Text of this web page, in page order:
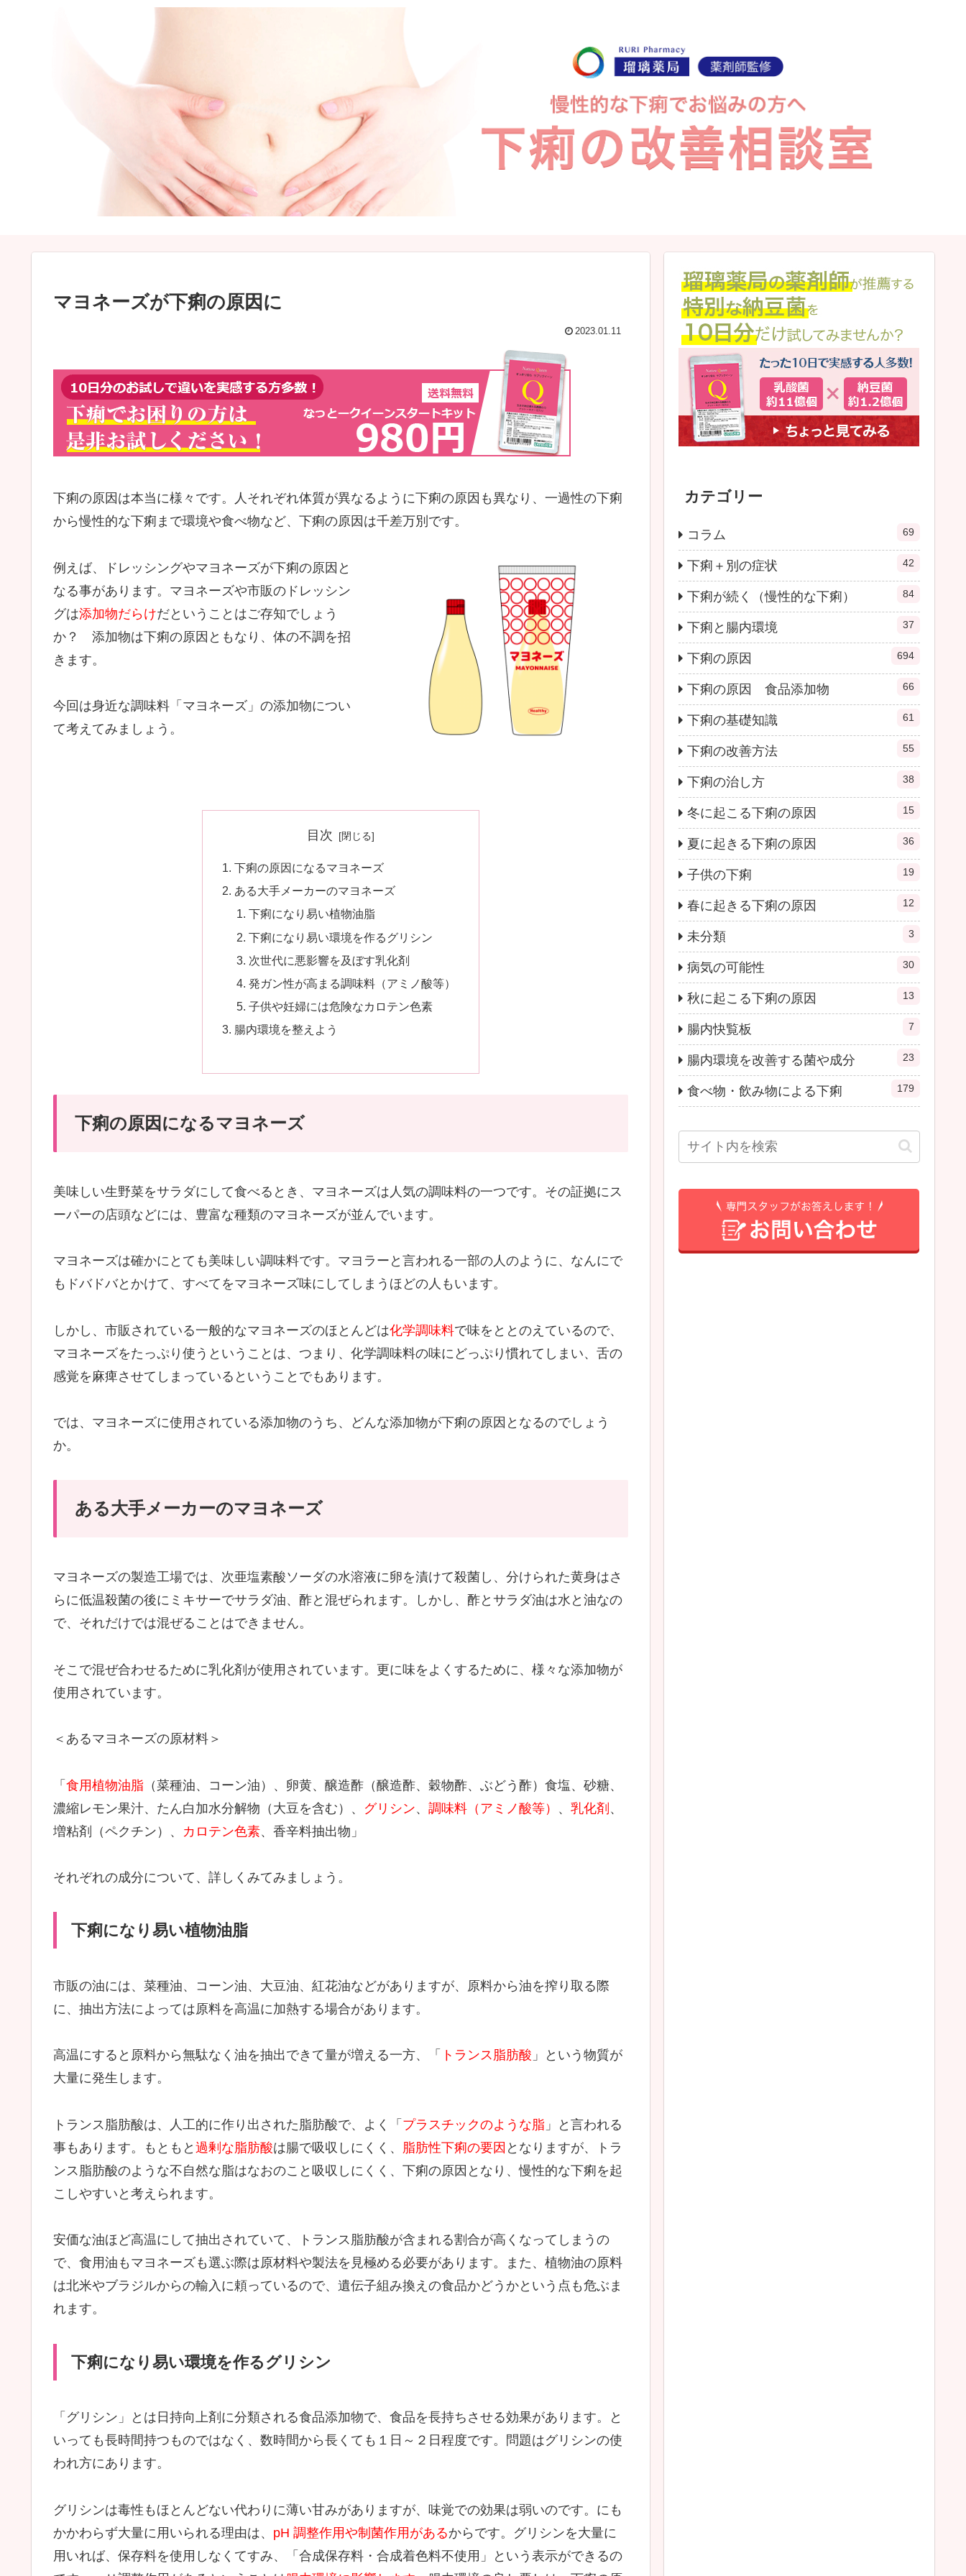
マヨネーズが下痢の原因に
2023.01.11
下痢の原因は本当に様々です。人それぞれ体質が異なるように下痢の原因も異なり、一過性の下痢
から慢性的な下痢まで環境や食べ物など、下痢の原因は千差万別です。
例えば、ドレッシングやマヨネーズが下痢の原因と
なる事があります。マヨネーズや市販のドレッシン
グは添加物だらけだということはご存知でしょう
か？ 添加物は下痢の原因ともなり、体の不調を招
きます。
今回は身近な調味料「マヨネーズ」の添加物につい
て考えてみましょう。
目次
下痢の原因になるマヨネーズ
ある大手メーカーのマヨネーズ
下痢になり易い植物油脂
下痢になり易い環境を作るグリシン
次世代に悪影響を及ぼす乳化剤
発ガン性が高まる調味料（アミノ酸等）
子供や妊婦には危険なカロテン色素
腸内環境を整えよう
下痢の原因になるマヨネーズ
美味しい生野菜をサラダにして食べるとき、マヨネーズは人気の調味料の一つです。その証拠にス
ーパーの店頭などには、豊富な種類のマヨネーズが並んでいます。
マヨネーズは確かにとても美味しい調味料です。マヨラーと言われる一部の人のように、なんにで
もドバドバとかけて、すべてをマヨネーズ味にしてしまうほどの人もいます。
しかし、市販されている一般的なマヨネーズのほとんどは化学調味料で味をととのえているので、
マヨネーズをたっぷり使うということは、つまり、化学調味料の味にどっぷり慣れてしまい、舌の
感覚を麻痺させてしまっているということでもあります。
では、マヨネーズに使用されている添加物のうち、どんな添加物が下痢の原因となるのでしょう
か。
ある大手メーカーのマヨネーズ
マヨネーズの製造工場では、次亜塩素酸ソーダの水溶液に卵を漬けて殺菌し、分けられた黄身はさ
らに低温殺菌の後にミキサーでサラダ油、酢と混ぜられます。しかし、酢とサラダ油は水と油なの
で、それだけでは混ぜることはできません。
そこで混ぜ合わせるために乳化剤が使用されています。更に味をよくするために、様々な添加物が
使用されています。
＜あるマヨネーズの原材料＞
「 食用植物油脂 （菜種油、コーン油）、卵黄、醸造酢（醸造酢、穀物酢、ぶどう酢）食塩、砂糖、
濃縮レモン果汁、たん白加水分解物（大豆を含む）、 グリシン、 調味料（アミノ酸等） 、 乳化剤 、
増粘剤（ペクチン）、 カロテン色素、香辛料抽出物」
それぞれの成分について、詳しくみてみましょう。
下痢になり易い植物油脂
市販の油には、菜種油、コーン油、大豆油、紅花油などがありますが、原料から油を搾り取る際
に、抽出方法によっては原料を高温に加熱する場合があります。
高温にすると原料から無駄なく油を抽出できて量が増える一方、「 トランス脂肪酸 」という物質が
大量に発生します。
トランス脂肪酸は、人工的に作り出された脂肪酸で、よく「 プラスチックのような脂 」と言われる
事もあります。もともと 過剰な脂肪酸は腸で吸収しにくく、 脂肪性下痢の要因 となりますが、トラ
ンス脂肪酸のような不自然な脂はなおのこと吸収しにくく、下痢の原因となり、慢性的な下痢を起
こしやすいと考えられます。
安価な油ほど高温にして抽出されていて、トランス脂肪酸が含まれる割合が高くなってしまうの
で、食用油もマヨネーズも選ぶ際は原材料や製法を見極める必要があります。また、植物油の原料
は北米やブラジルからの輸入に頼っているので、遺伝子組み換えの食品かどうかという点も危ぶま
れます。
下痢になり易い環境を作るグリシン
「グリシン」とは日持向上剤に分類される食品添加物で、食品を長持ちさせる効果があります。と
いっても長時間持つものではなく、数時間から長くても１日～２日程度です。問題はグリシンの使
われ方にあります。
グリシンは毒性もほとんどない代わりに薄い甘みがありますが、味覚での効果は弱いのです。にも
かかわらず大量に用いられる理由は、 pH 調整作用や制菌作用があるからです。グリシンを大量に
用いれば、保存料を使用しなくてすみ、「合成保存料・合成着色料不使用」という表示ができるの
カテゴリー
コラム 69
下痢＋別の症状 42
下痢が続く（慢性的な下痢） 84
下痢と腸内環境 37
下痢の原因 694
下痢の原因 食品添加物 66
下痢の基礎知識 61
下痢の改善方法 55
下痢の治し方 38
冬に起こる下痢の原因 15
夏に起きる下痢の原因 36
子供の下痢 19
春に起きる下痢の原因 12
未分類 3
病気の可能性 30
秋に起こる下痢の原因 13
腸内快覧板 7
腸内環境を改善する菌や成分 23
食べ物・飲み物による下痢 179